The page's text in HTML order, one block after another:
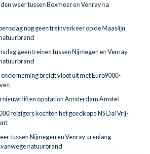
weer tussen Boxmeer en Venray na
nog geen treinverkeer op de Maaslijn
geen treinen tussen Nijmegen en Venray
breidt vloot uit met Euro9000-
liften op station Amsterdam Amstel
reizigers kochten het goedkope NS Dal Vrij-
tussen Nijmegen en Venray urenlang
natuurbrand